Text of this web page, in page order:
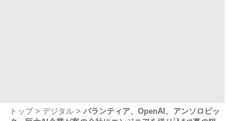
トップ デジタル
パランティア、OpenAI、アンソロピッ